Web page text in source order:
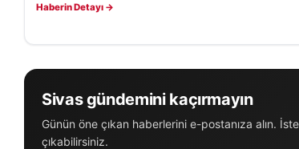
Haberin Detayı →
Sivas gündemini kaçırmayın
Günün öne çıkan haberlerini e-postanıza alın.
çıkabilirsiniz.